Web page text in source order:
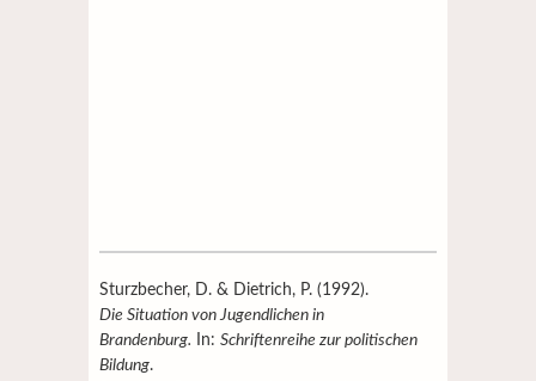
Sturzbecher, D. & Dietrich, P. (1992).
Die Situation von Jugendlichen in
Brandenburg.
In: Schriftenreihe zur politischen
Bildung.